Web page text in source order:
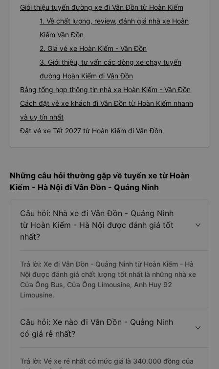
Giới thiệu tuyến đường xe đi Vân Đồn từ Hoàn Kiếm
1. Về chất lượng, review, đánh giá nhà xe Hoàn
Kiếm Vân Đồn
2. Giá vé xe Hoàn Kiếm - Vân Đồn
3. Giới thiệu, tư vấn các dòng xe chạy tuyến
đường Hoàn Kiếm đi Vân Đồn
Bảng tổng hợp thông tin nhà xe Hoàn Kiếm - Vân Đồn
Cách đặt vé xe khách đi Vân Đồn từ Hoàn Kiếm nhanh
và uy tín nhất
Đặt vé xe Tết 2027 từ Hoàn Kiếm đi Vân Đồn
Những câu hỏi thường gặp về tuyến xe từ Hoàn
Kiếm - Hà Nội đi Vân Đồn - Quảng Ninh
Câu hỏi: Nhà xe đi Vân Đồn - Quảng Ninh
từ Hoàn Kiếm - Hà Nội được đánh giá tốt
nhất?
Trả lời: Xe đi Vân Đồn - Quảng Ninh từ Hoàn Kiếm - Hà
Nội được đánh giá chất lượng tốt nhất là những nhà xe
Cửa Ông Bus, Cửa Ông Limousine, Anh Huy 92
Limousine.
Câu hỏi: Xe nào đi Vân Đồn - Quảng Ninh
có giá rẻ nhất?
Trả lời: Vé xe rẻ nhất có mức giá là 340.000 đồng của